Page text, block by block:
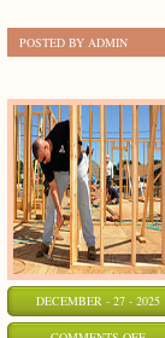
POSTED BY ADMIN
DECEMBER - 27 - 2025